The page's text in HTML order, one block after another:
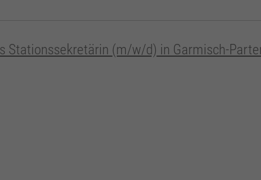
Stationssekretärin (m/w/d) in Garmisch-